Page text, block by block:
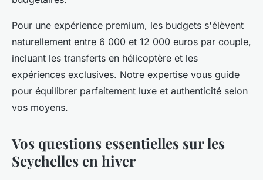
Pour une expérience premium, les budgets s'élèvent
naturellement entre 6 000 et 12 000 euros par couple,
incluant les transferts en hélicoptère et les
expériences exclusives. Notre expertise vous guide
pour équilibrer parfaitement luxe et authenticité selon
vos moyens.
Vos questions essentielles sur les
Seychelles en hiver